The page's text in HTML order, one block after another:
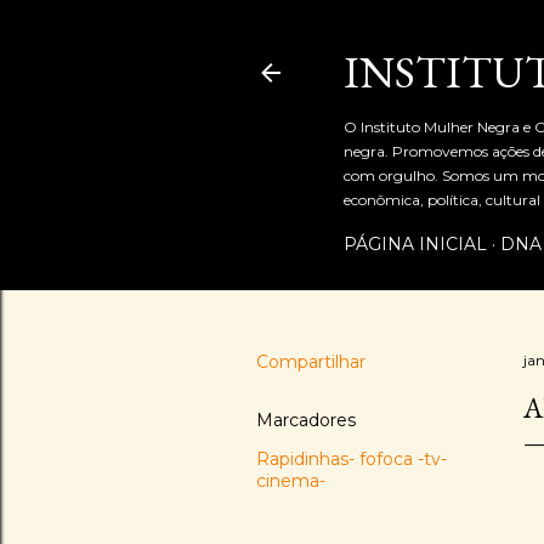
O Instituto Mulher Negra e
negra. Promovemos ações
com orgulho. Somos um
econômica, política,
PÁGINA INICIAL
Compartilhar
Marcadores
Rapidinhas- fofoca -tv-
cinema-